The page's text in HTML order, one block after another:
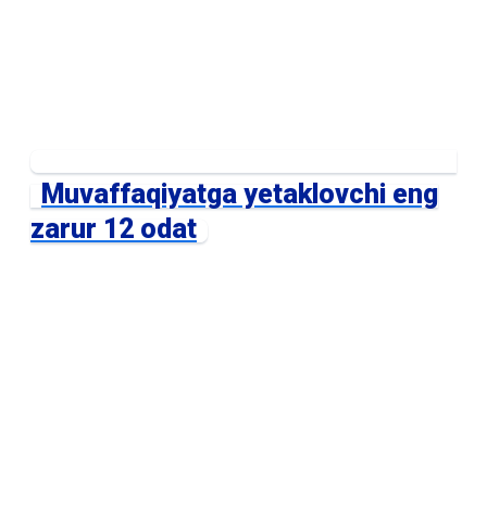
Muvaffaqiyatga yetaklovchi eng
zarur 12 odat